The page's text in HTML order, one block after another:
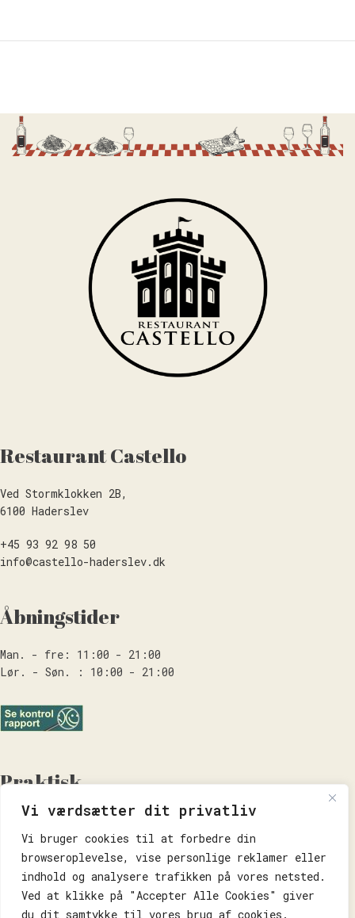
Vi værdsætter dit privatliv
Vi bruger cookies til at forbedre din
browseroplevelse, vise personlige reklamer eller
indhold og analysere trafikken på vores netsted.
Ved at klikke på "Accepter Alle Cookies" giver
du dit samtykke til vores brug af cookies.
Restaurant Castello
Ved Stormklokken 2B,
6100 Haderslev
+45 93 92 98 50
info@castello-haderslev.dk
Åbningstider
Man. - fre: 11:00 - 21:00
Lør. - Søn. : 10:00 - 21:00
Praktisk
Forside
Takeaway
Om Os
Kontakt os
Handelsbetingelser
Privatlivspolitik